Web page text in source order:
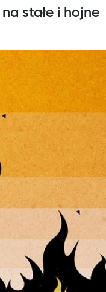
stałe i hojne